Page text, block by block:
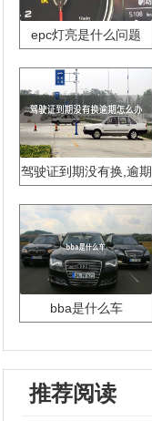
epc灯亮是什么问题
驾驶证到期没有换,逾期
bba是什么车
推荐阅读